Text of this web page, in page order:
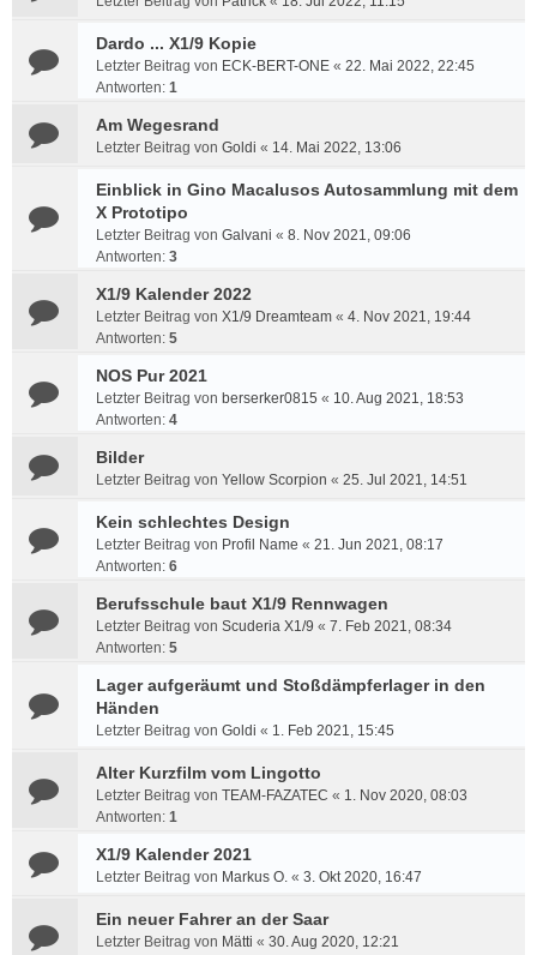
Dardo ... X1/9 Kopie
Letzter Beitrag von ECK-BERT-ONE « 22. Mai 2022, 22:45
Antworten: 1
Am Wegesrand
Letzter Beitrag von Goldi « 14. Mai 2022, 13:06
Einblick in Gino Macalusos Autosammlung mit dem
X Prototipo
Letzter Beitrag von Galvani « 8. Nov 2021, 09:06
Antworten: 3
X1/9 Kalender 2022
Letzter Beitrag von X1/9 Dreamteam « 4. Nov 2021, 19:44
Antworten: 5
NOS Pur 2021
Letzter Beitrag von berserker0815 « 10. Aug 2021, 18:53
Antworten: 4
Bilder
Letzter Beitrag von Yellow Scorpion « 25. Jul 2021, 14:51
Kein schlechtes Design
Letzter Beitrag von Profil Name « 21. Jun 2021, 08:17
Antworten: 6
Berufsschule baut X1/9 Rennwagen
Letzter Beitrag von Scuderia X1/9 « 7. Feb 2021, 08:34
Antworten: 5
Lager aufgeräumt und Stoßdämpferlager in den
Händen
Letzter Beitrag von Goldi « 1. Feb 2021, 15:45
Alter Kurzfilm vom Lingotto
Letzter Beitrag von TEAM-FAZATEC « 1. Nov 2020, 08:03
Antworten: 1
X1/9 Kalender 2021
Letzter Beitrag von Markus O. « 3. Okt 2020, 16:47
Ein neuer Fahrer an der Saar
Letzter Beitrag von Mätti « 30. Aug 2020, 12:21